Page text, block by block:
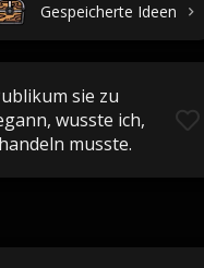
Gespeicherte Ideen
sie zu
wusste ich,
musste.